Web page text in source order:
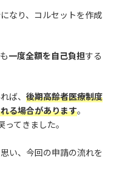
なり、コルセットを作成
一度全額を自己負担する
ば、 後期高齢者医療制度
る場合があります。
てきました。
い、今回の申請の流れを